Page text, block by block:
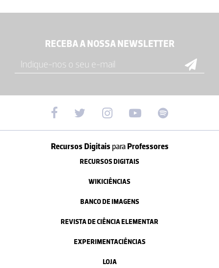
RECEBA A NOSSA NEWSLETTER
Recursos Digitais paraProfessores
RECURSOS DIGITAIS
WIKICIÊNCIAS
BANCO DE IMAGENS
REVISTA DE CIÊNCIA ELEMENTAR
EXPERIMENTACIÊNCIAS
LOJA